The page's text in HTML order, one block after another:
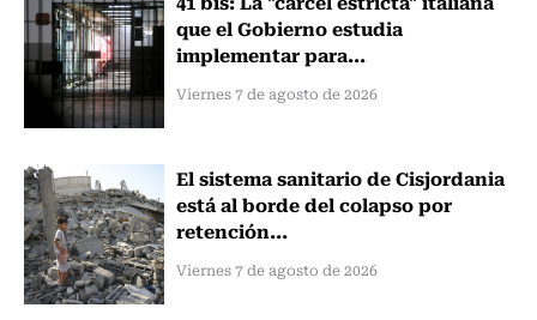
que el Gobierno estudia
implementar para...
Viernes 7 de agosto de 2026
El sistema sanitario de Cisjordania
está al borde del colapso por
retención...
Viernes 7 de agosto de 2026